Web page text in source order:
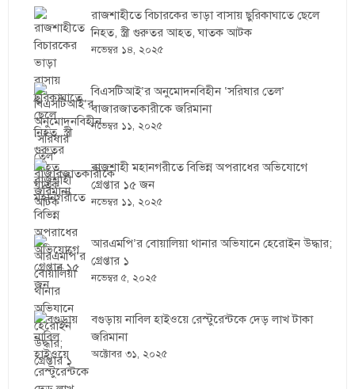
রাজশাহীতে বিচারকের ভাড়া বাসায় ছুরিকাঘাতে ছেলে
নিহত, স্ত্রী গুরুতর আহত, ঘাতক আটক
নভেম্বর ১৪, ২০২৫
বিএসটিআই’র অনুমোদনবিহীন ‘সরিষার তেল’
বাজারজাতকারীকে জরিমানা
নভেম্বর ১১, ২০২৫
রাজশাহী মহানগরীতে বিভিন্ন অপরাধের অভিযোগে
গ্রেপ্তার ১৫ জন
নভেম্বর ১১, ২০২৫
আরএমপি’র বোয়ালিয়া থানার অভিযানে হেরোইন উদ্ধার;
গ্রেপ্তার ১
নভেম্বর ৫, ২০২৫
বগুড়ায় নাবিল হাইওয়ে রেস্টুরেন্টকে দেড় লাখ টাকা
জরিমানা
অক্টোবর ৩১, ২০২৫